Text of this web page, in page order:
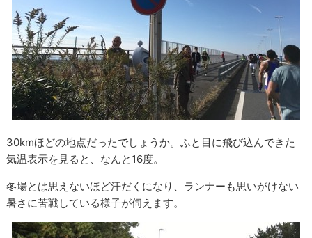
30kmほどの地点だったでしょうか。ふと目に飛び込んできた
気温表示を見ると、なんと16度。
冬場とは思えないほど汗だくになり、ランナーも思いがけない
暑さに苦戦している様子が伺えます。